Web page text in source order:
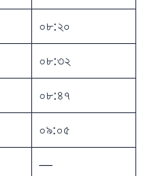
০৮:২০
০৮:৩২
০৮:৪৭
০৯:০৫
—